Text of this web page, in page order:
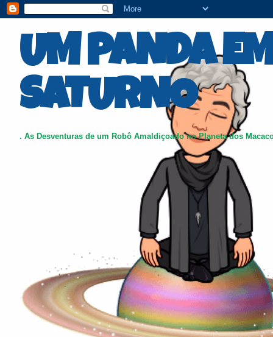
UM PANDA
SATURNO
. As Desventuras de um Robô Amaldiçoado no Planeta dos